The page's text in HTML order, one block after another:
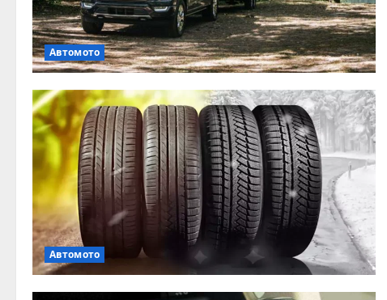
Автомото
Автомото